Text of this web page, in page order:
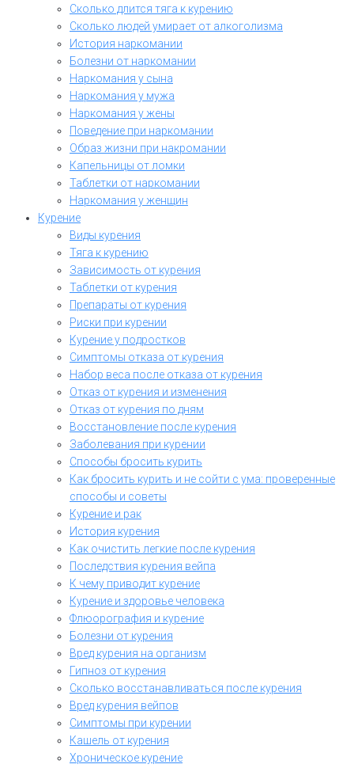
Сколько длится тяга к курению
Сколько людей умирает от алкоголизма
История наркомании
Болезни от наркомании
Наркомания у сына
Наркомания у мужа
Наркомания у жены
Поведение при наркомании
Образ жизни при накромании
Капельницы от ломки
Таблетки от наркомании
Наркомания у женщин
Курение
Виды курения
Тяга к курению
Зависимость от курения
Таблетки от курения
Препараты от курения
Риски при курении
Курение у подростков
Симптомы отказа от курения
Набор веса после отказа от курения
Отказ от курения и изменения
Отказ от курения по дням
Восстановление после курения
Заболевания при курении
Способы бросить курить
Как бросить курить и не сойти с ума: проверенные
способы и советы
Курение и рак
История курения
Как очистить легкие после курения
Последствия курения вейпа
К чему приводит курение
Курение и здоровье человека
Флюорография и курение
Болезни от курения
Вред курения на организм
Гипноз от курения
Сколько восстанавливаться после курения
Вред курения вейпов
Симптомы при курении
Кашель от курения
Хроническое курение